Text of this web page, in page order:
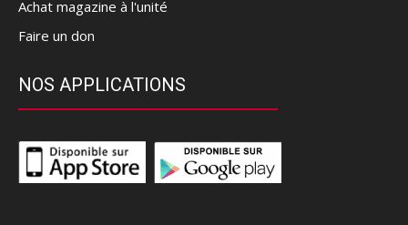
Achat magazine à l'unité
Faire un don
NOS APPLICATIONS